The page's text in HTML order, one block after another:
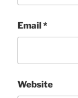
Email*
Website